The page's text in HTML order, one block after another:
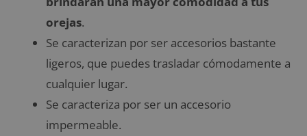
orejas.
Se caracterizan por ser accesorios bastante
ligeros, que puedes trasladar cómodamente a
cualquier lugar.
Se caracteriza por ser un accesorio
impermeable.